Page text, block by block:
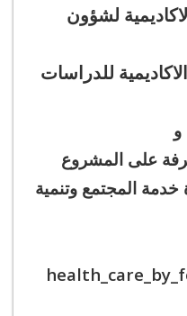
لشؤون
للدراسات
و
على المشروع
المجتمع وتنمية